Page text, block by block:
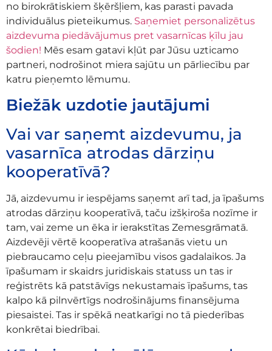
no birokrātiskiem šķēršļiem, kas parasti pavada
individuālus pieteikumus. Saņemiet personalizētus
aizdevuma piedāvājumus pret vasarnīcas ķīlu jau
šodien! Mēs esam gatavi kļūt par Jūsu uzticamo
partneri, nodrošinot miera sajūtu un pārliecību par
katru pieņemto lēmumu.
Biežāk uzdotie jautājumi
Vai var saņemt aizdevumu, ja
vasarnīca atrodas dārziņu
kooperatīvā?
Jā, aizdevumu ir iespējams saņemt arī tad, ja īpašums
atrodas dārziņu kooperatīvā, taču izšķiroša nozīme ir
tam, vai zeme un ēka ir ierakstītas Zemesgrāmatā.
Aizdevēji vērtē kooperatīva atrašanās vietu un
piebraucamo ceļu pieejamību visos gadalaikos. Ja
īpašumam ir skaidrs juridiskais statuss un tas ir
reģistrēts kā patstāvīgs nekustamais īpašums, tas
kalpo kā pilnvērtīgs nodrošinājums finansējuma
piesaistei. Tas ir spēkā neatkarīgi no tā piederības
konkrētai biedrībai.